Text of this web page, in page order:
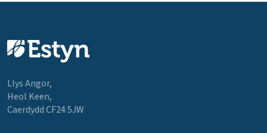
Llys Angor,
Heol Keen,
Caerdydd CF24 5JW